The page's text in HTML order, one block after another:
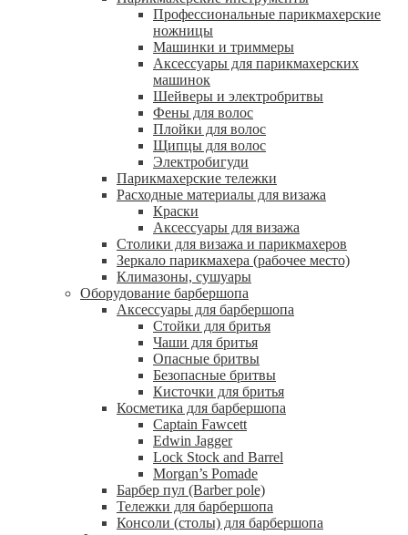
Профессиональные парикмахерские
ножницы
Машинки и триммеры
Аксессуары для парикмахерских
машинок
Шейверы и электробритвы
Фены для волос
Плойки для волос
Щипцы для волос
Электробигуди
Парикмахерские тележки
Расходные материалы для визажа
Краски
Аксессуары для визажа
Столики для визажа и парикмахеров
Зеркало парикмахера (рабочее место)
Климазоны, сушуары
Оборудование барбершопа
Аксессуары для барбершопа
Стойки для бритья
Чаши для бритья
Опасные бритвы
Безопасные бритвы
Кисточки для бритья
Косметика для барбершопа
Captain Fawcett
Edwin Jagger
Lock Stock and Barrel
Morgan’s Pomade
Барбер пул (Barber pole)
Тележки для барбершопа
Консоли (столы) для барбершопа